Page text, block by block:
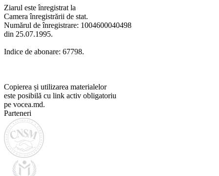
Ziarul este înregistrat la
Camera înregistrării de stat.
Numărul de înregistrare: 1004600040498
din 25.07.1995.
Indice de abonare: 67798.
Copierea și utilizarea materialelor
este posibilă cu link activ obligatoriu
pe vocea.md.
Parteneri